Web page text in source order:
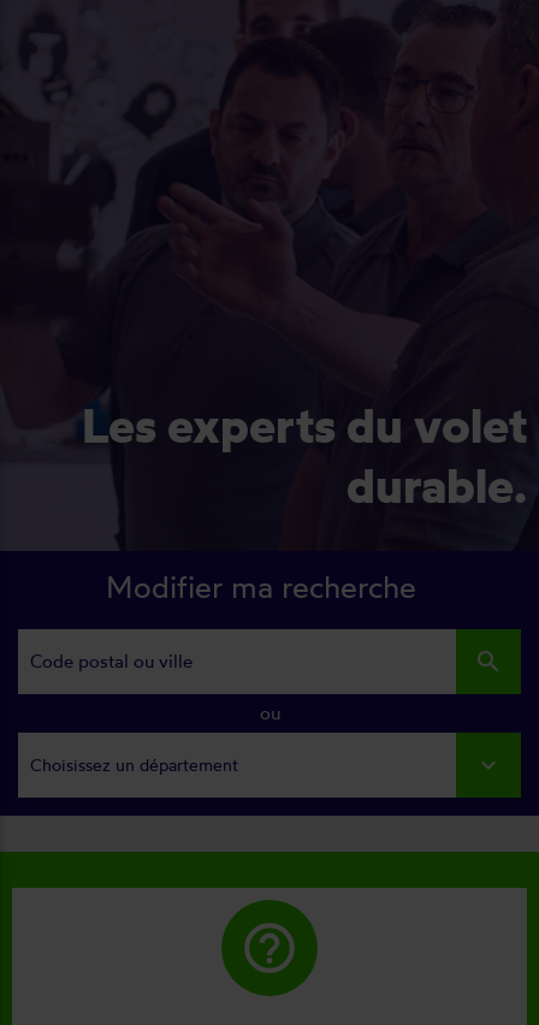
Les experts du volet
durable.
Modifier ma recherche
search
ou
Choisissez un département
help_outline